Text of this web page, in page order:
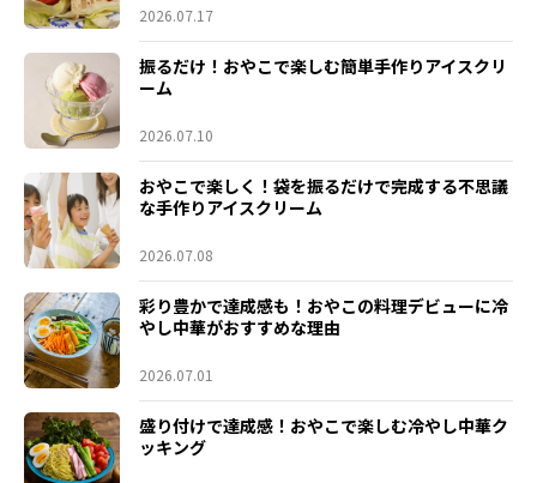
2026.07.17
振るだけ！おやこで楽しむ簡単手作りアイスクリ
ーム
2026.07.10
おやこで楽しく！袋を振るだけで完成する不思議
な手作りアイスクリーム
2026.07.08
彩り豊かで達成感も！おやこの料理デビューに冷
やし中華がおすすめな理由
2026.07.01
盛り付けで達成感！おやこで楽しむ冷やし中華ク
ッキング